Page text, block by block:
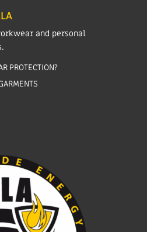
and personal
PROTECTION?